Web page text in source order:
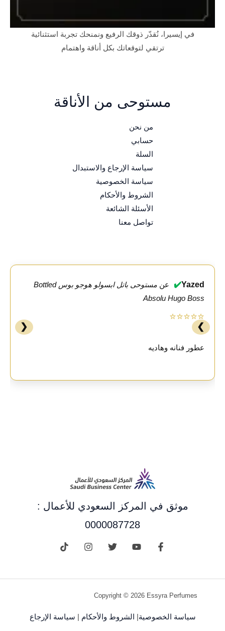
في إيسيرا، نُقدّر ذوقك الرفيع ونمنحك تجربة استثنائية
ترتقي لتوقعاتك بكل أناقة واهتمام
مستوحى من الأناقة
من نحن
حسابي
السلة
سياسة الإرجاع والاستبدال
سياسة الخصوصية
الشروط والأحكام
الأسئلة الشائعة
تواصل معنا
Yazed
✔️ عن
مستوحى باتل ابسولو هوجو بوس Bottled
Absolu Hugo Boss
⭐⭐⭐⭐⭐
عطور فنانه وهاديه
❮ ❯
موثق في المركز السعودي للأعمال :
0000087728
Copyright © 2026 Essyra Perfumes
سياسة الخصوصية الشروط والأحكام سياسة الإرجاع